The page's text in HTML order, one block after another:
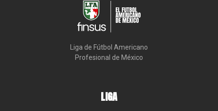
Liga de Fútbol Americano
Profesional de México
LIGA